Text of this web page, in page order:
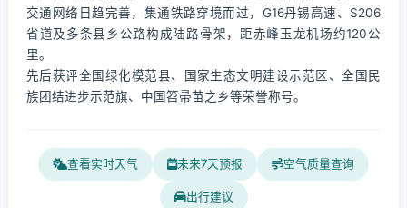
交通网络日趋完善，集通铁路穿境而过，G16丹锡高速、S206
省道及多条县乡公路构成陆路骨架，距赤峰玉龙机场约120公
里。
先后获评全国绿化模范县、国家生态文明建设示范区、全国民
族团结进步示范旗、中国笤帚苗之乡等荣誉称号。
查看实时天气 未来7天预报 空气质量查询
出行建议